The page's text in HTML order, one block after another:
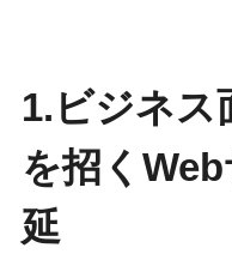
1.ビジネス
を招く
延